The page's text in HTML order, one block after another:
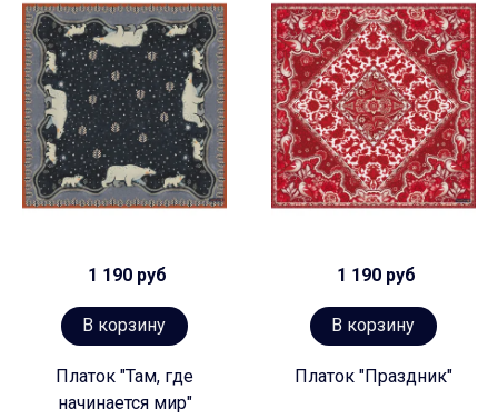
1 190 руб
В корзину
Платок "Там, где
начинается мир"
1 190 руб
В корзину
Платок "Праздник"